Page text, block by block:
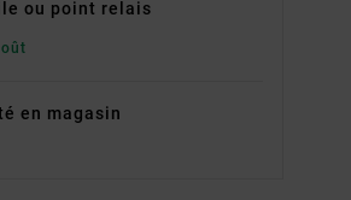
ou point relais
en magasin